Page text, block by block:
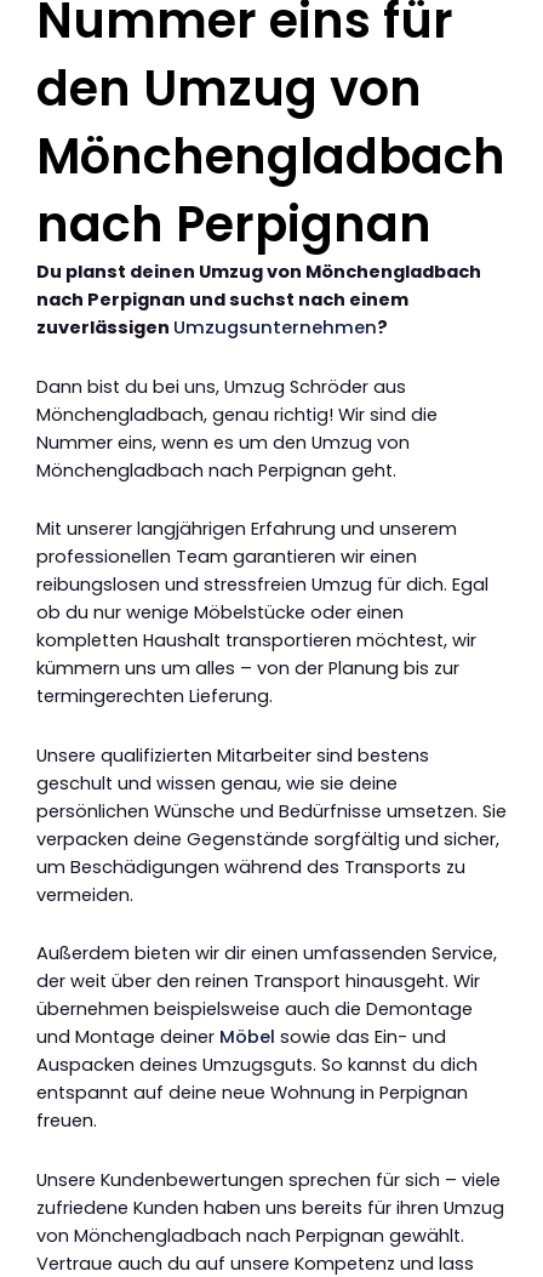
Nummer eins für
den Umzug von
Mönchengladbach
nach Perpignan
Du planst deinen Umzug von Mönchengladbach
nach Perpignan und suchst nach einem
zuverlässigen Umzugsunternehmen?
Dann bist du bei uns, Umzug Schröder aus
Mönchengladbach, genau richtig! Wir sind die
Nummer eins, wenn es um den Umzug von
Mönchengladbach nach Perpignan geht.
Mit unserer langjährigen Erfahrung und unserem
professionellen Team garantieren wir einen
reibungslosen und stressfreien Umzug für dich. Egal
ob du nur wenige Möbelstücke oder einen
kompletten Haushalt transportieren möchtest, wir
kümmern uns um alles – von der Planung bis zur
termingerechten Lieferung.
Unsere qualifizierten Mitarbeiter sind bestens
geschult und wissen genau, wie sie deine
persönlichen Wünsche und Bedürfnisse umsetzen. Sie
verpacken deine Gegenstände sorgfältig und sicher,
um Beschädigungen während des Transports zu
vermeiden.
Außerdem bieten wir dir einen umfassenden Service,
der weit über den reinen Transport hinausgeht. Wir
übernehmen beispielsweise auch die Demontage
und Montage deiner Möbel sowie das Ein- und
Auspacken deines Umzugsguts. So kannst du dich
entspannt auf deine neue Wohnung in Perpignan
freuen.
Unsere Kundenbewertungen sprechen für sich – viele
zufriedene Kunden haben uns bereits für ihren Umzug
von Mönchengladbach nach Perpignan gewählt.
Vertraue auch du auf unsere Kompetenz und lass